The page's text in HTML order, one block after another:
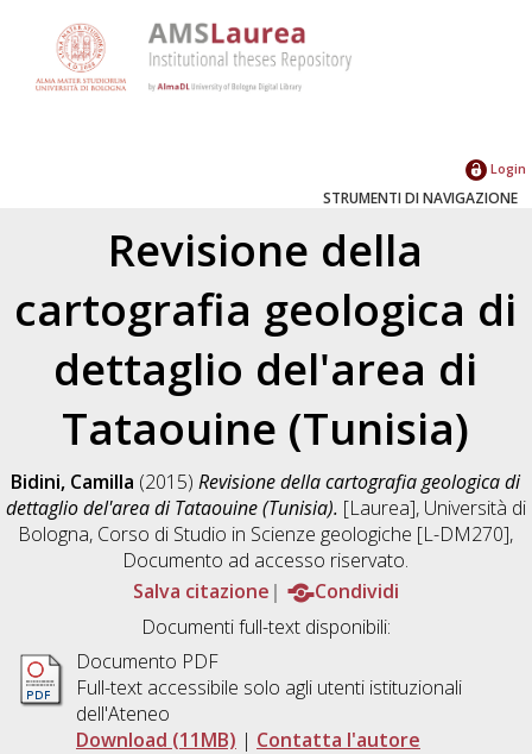
Login
STRUMENTI DI NAVIGAZIONE
Revisione della
cartografia geologica di
dettaglio del'area di
Tataouine (Tunisia)
Bidini, Camilla (2015)Revisione della cartografia geologica di
dettaglio del'area di Tataouine (Tunisia). [Laurea], Università di
Bologna, Corso di Studio in Scienze geologiche [L-DM270],
Documento ad accesso riservato.
Salva citazione
Condividi
Documenti full-text disponibili:
Documento PDF
Full-text accessibile solo agli utenti istituzionali
dell'Ateneo
Download (11MB) | Contatta l'autore